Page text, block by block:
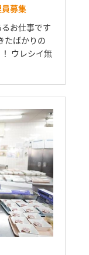
員募集
お仕事です
たばかりの
ウレシイ無